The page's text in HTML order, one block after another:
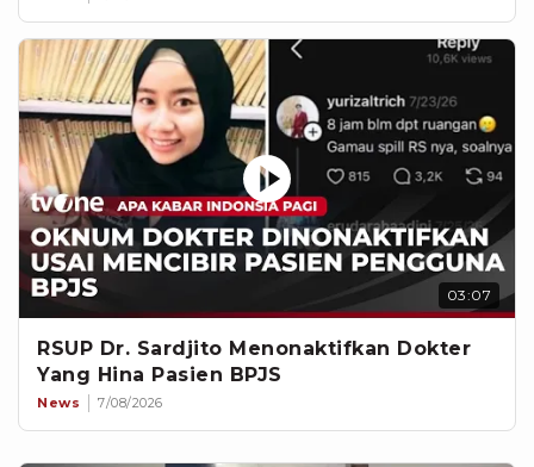
03:07
RSUP Dr. Sardjito Menonaktifkan Dokter
Yang Hina Pasien BPJS
News 7/08/2026